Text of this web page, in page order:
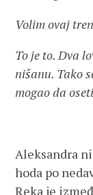
Volim ovaj
To je to. Dva
nišanu. Tako
mogao da
Aleksandra
hoda po
Reka je